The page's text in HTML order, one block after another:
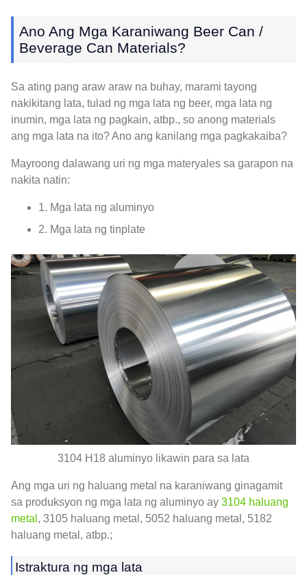
Ano Ang Mga Karaniwang Beer Can /
Beverage Can Materials?
Sa ating pang araw araw na buhay, marami tayong
nakikitang lata, tulad ng mga lata ng beer, mga lata ng
inumin, mga lata ng pagkain, atbp., so anong materials
ang mga lata na ito? Ano ang kanilang mga pagkakaiba?
Mayroong dalawang uri ng mga materyales sa garapon na
nakita natin:
1. Mga lata ng aluminyo
2. Mga lata ng tinplate
3104 H18 aluminyo likawin para sa lata
Ang mga uri ng haluang metal na karaniwang ginagamit
sa produksyon ng mga lata ng aluminyo ay 3104 haluang
metal , 3105 haluang metal, 5052 haluang metal, 5182
haluang metal, atbp.;
Istraktura ng mga lata